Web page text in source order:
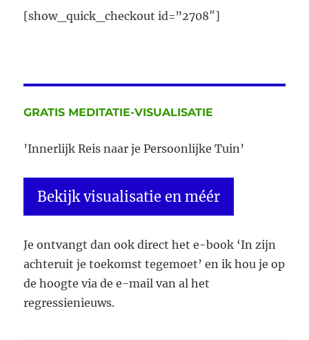
[show_quick_checkout id=”2708″]
GRATIS MEDITATIE-VISUALISATIE
’Innerlijk Reis naar je Persoonlijke Tuin’
Bekijk visualisatie en méér
Je ontvangt dan ook direct het e-book ‘In zijn
achteruit je toekomst tegemoet’ en ik hou je op
de hoogte via de e-mail van al het
regressienieuws.